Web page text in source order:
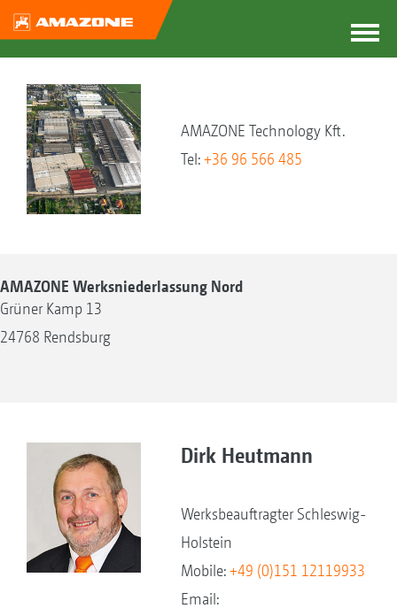
AMAZONE Technology Kft.
Tel:+36 96 566 485
AMAZONE Werksniederlassung Nord
Grüner Kamp 13
24768 Rendsburg
Dirk Heutmann
Werksbeauftragter Schleswig-
Holstein
Mobile:+49 (0)151 12119933
Email: